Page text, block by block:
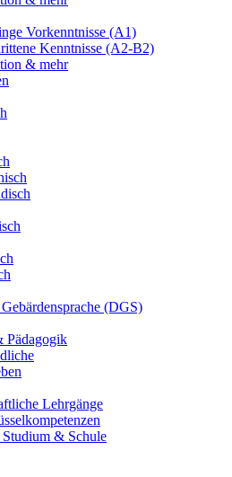
Vorkenntnisse (A1)
Kenntnisse (A2-B2)
& mehr
(DGS)
Pädagogik
Lehrgänge
& Schule